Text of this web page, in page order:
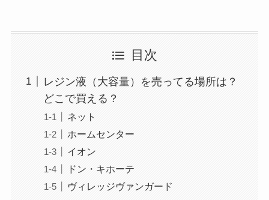
目次
レジン液（大容量）を売ってる場所は？
どこで買える？
ネット
ホームセンター
イオン
ドン・キホーテ
ヴィレッジヴァンガード